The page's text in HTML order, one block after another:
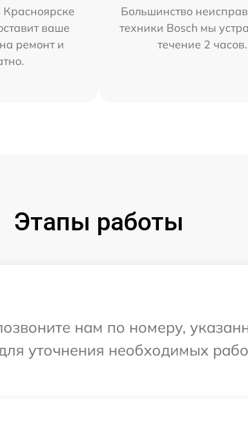
ваше
ремонт и
Большинство
техники Bosch мы
течение 2 часов.
Этапы работы
нам по номеру,
уточнения необходимых